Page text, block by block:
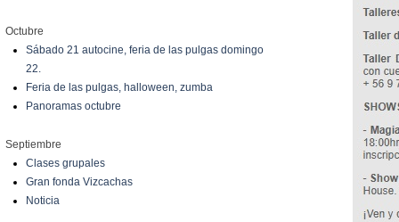
Octubre
Sábado 21 autocine, feria de las pulgas domingo
22.
Feria de las pulgas, halloween, zumba
Panoramas octubre
Septiembre
Clases grupales
Gran fonda Vizcachas
Noticia